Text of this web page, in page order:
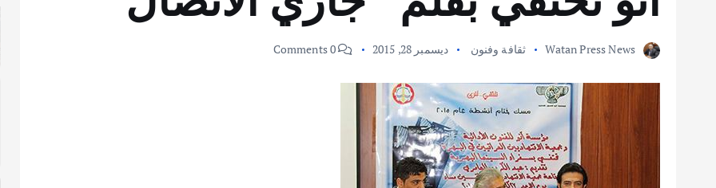
Watan Press News ثقافة وفنون ديسمبر 28, 2015 0 Comments